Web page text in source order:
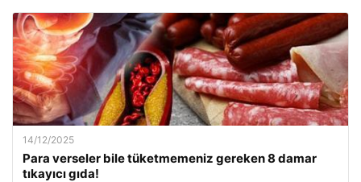
14/12/2025
Para verseler bile tüketmemeniz gereken 8 damar
tıkayıcı gıda!